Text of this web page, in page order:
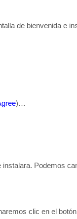
de bienvenida e
)…
Podemos
clic en el